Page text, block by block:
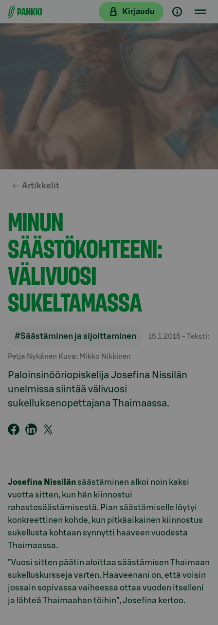
Siirry suoraan sisältöön
Kirjaudu
Artikkelit
MINUN
SÄÄSTÖKOHTEENI:
VÄLIVUOSI
SUKELTAMASSA
#Säästäminen ja sijoittaminen 15.1.2015 - Teksti:
Petja Nykänen Kuva: Mikko Nikkinen
Paloinsinööriopiskelija Josefina Nissilän
unelmissa siintää välivuosi
sukelluksenopettajana Thaimaassa.
Josefina Nissilänsäästäminen alkoi noin kaksi
vuotta sitten, kun hän kiinnostui
rahastosäästämisestä. Pian säästämiselle löytyi
konkreettinen kohde, kun pitkäaikainen kiinnostus
sukellusta kohtaan synnytti haaveen vuodesta
Thaimaassa.
”Vuosi sitten päätin aloittaa säästämisen Thaimaan
sukelluskursseja varten. Haaveenani on, että voisin
jossain sopivassa vaiheessa ottaa vuoden itselleni
ja lähteä Thaimaahan töihin”, Josefina kertoo.